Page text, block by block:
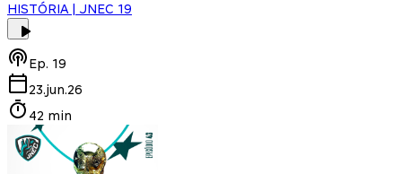
HISTÓRIA | JNEC 19
Ep. 19
23.jun.26
42 min